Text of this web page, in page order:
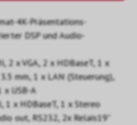
4K-Präsentations-
DSP und Audio-
2 x VGA, 2 x HDBaseT, 1 x
mm, 1 x LAN (Steuerung),
x USB-A
1 x HDBaseT, 1 x Stereo
out, RS232, 2x Relais19"